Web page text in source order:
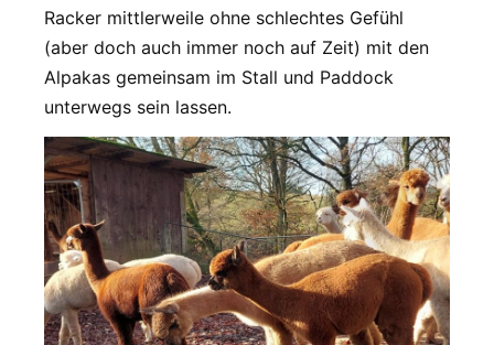
Racker mittlerweile ohne schlechtes Gefühl
(aber doch auch immer noch auf Zeit) mit den
Alpakas gemeinsam im Stall und Paddock
unterwegs sein lassen.